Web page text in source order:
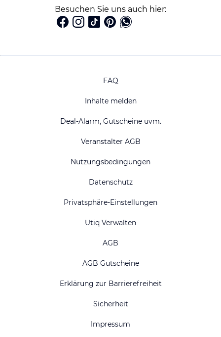
Besuchen Sie uns auch hier:
FAQ
Inhalte melden
Deal-Alarm, Gutscheine uvm.
Veranstalter AGB
Nutzungsbedingungen
Datenschutz
Privatsphäre-Einstellungen
Utiq Verwalten
AGB
AGB Gutscheine
Erklärung zur Barrierefreiheit
Sicherheit
Impressum